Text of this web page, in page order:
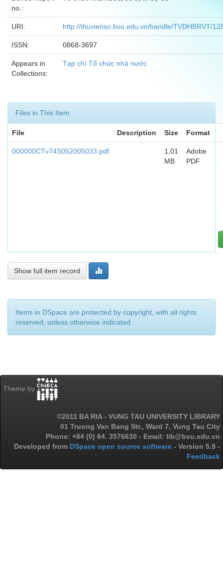
no.:
URI: http://thuvienso.bvu.edu.vn/handle/TVDHBRVT/
ISSN: 0868-3697
Appears in
Collections:
Tạp chí Tổ chức nhà nước
Files in This Item:
File Description Size Format
000000CTv74S052005033.pdf
1,01
MB
Adobe
PDF
Show full item record
Items in DSpace are protected by copyright, with all rights
reserved, unless otherwise indicated.
Theme by
©2011 BA RIA - VUNG TAU UNIVERSITY LIBRARY
01 Truong Van Bang Str., Ward 7, Vung Tau City
Phone: +84 (0) 64. 3576630 - Email: lib@bvu.edu.vn
Developed from DSpace open source software - Version 5.9 -
Feedback